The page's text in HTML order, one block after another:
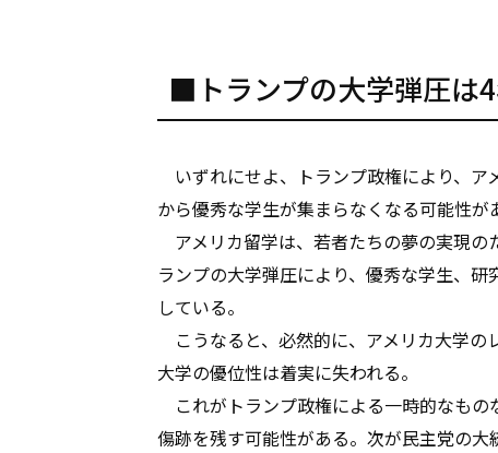
■トランプの大学弾圧は
いずれにせよ、トランプ政権により、ア
から優秀な学生が集まらなくなる可能性が
アメリカ留学は、若者たちの夢の実現の
ランプの大学弾圧により、優秀な学生、
している。
こうなると、必然的に、アメリカ大学の
大学の優位性は着実に失われる。
これがトランプ政権による一時的なもの
傷跡を残す可能性がある。次が民主党の